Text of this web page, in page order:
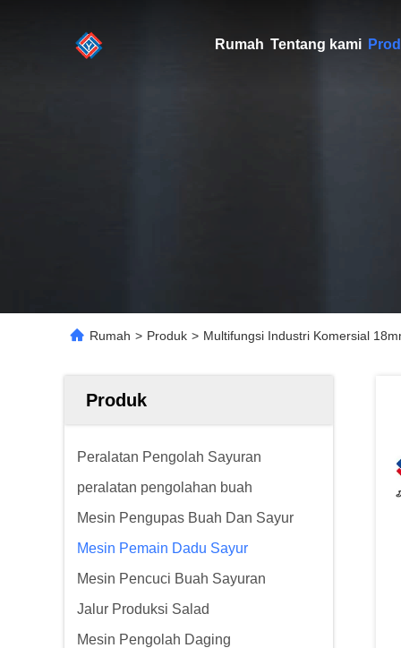
Rumah Tentang kami
Rumah > Produk > Multifungsi Industri Komersial
Produk
Peralatan Pengolah Sayuran
peralatan pengolahan buah
Mesin Pengupas Buah Dan Sayur
Mesin Pemain Dadu Sayur
Mesin Pencuci Buah Sayuran
Jalur Produksi Salad
Mesin Pengolah Daging